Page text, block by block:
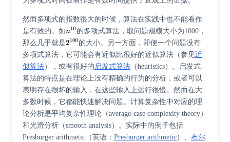
然而多项式的指数很大的时候，算法在实践中也不能看作
是有效的。如
的多项式算法，取问题规模大小为1000，
那么几乎就是
的大小。另一方面，即便一个问题没有
多项式算法，它可能会有近似比很好的近似算法（参见近
似算法），或有很好的 启发式算法 （heuristics）。启发式
算法的特点是在理论上没有精确的行为的分析，或者可以
表明存在很坏的输入，在这些输入上运行很慢。然而在大
多数时候，它都能快速解决问题。计算复杂性中对应的理
论分析是平均复杂性理论 （average-case complexity theory）
和光滑分析 （smooth analysis）。实际中的例子包括
Presburger arithmetic （英语 ： Presburger arithmetic） 、 布尔